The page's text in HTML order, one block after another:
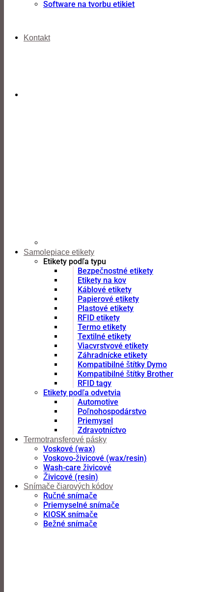
Kontakt
Software na tvorbu etikiet
Samolepiace etikety
Etikety podľa typu
Bezpečnostné etikety
Etikety na kov
Káblové etikety
Papierové etikety
Plastové etikety
RFID etikety
Termo etikety
Textilné etikety
Viacvrstvové etikety
Záhradnícke etikety
Kompatibilné štítky Dymo
Kompatibilné štítky Brother
RFID tagy
Etikety podľa odvetvia
Automotive
Poľnohospodárstvo
Priemysel
Zdravotníctvo
Termotransferové pásky
Voskové (wax)
Voskovo-živicové (wax/resin)
Wash-care živicové
Živicové (resin)
Snímače čiarových kódov
Ručné snímače
Priemyselné snímače
KIOSK snímače
Bežné snímače